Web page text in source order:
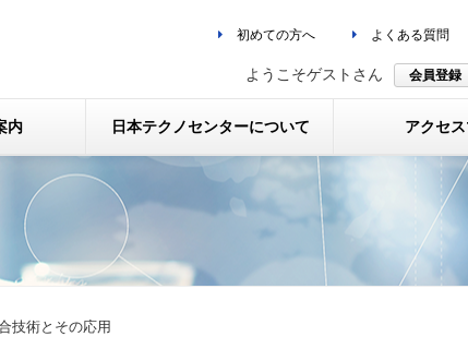
初めての方へ よくある質問
ようこそゲストさん 会員登録
内 日本テクノセンターについて アクセ
技術とその応用